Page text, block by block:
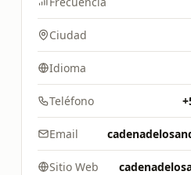
Ciudad
Idioma
Teléfono
Email
Sitio Web